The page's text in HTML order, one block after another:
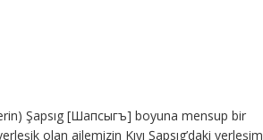
Şapsıg [Шапсыгъ] boyuna mensup bir
olan ailemizin Kıyı Şapsıg’daki yerleşim